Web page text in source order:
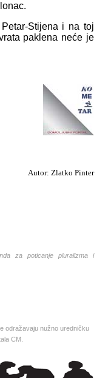
Stijena i na toj
paklena neće je
Autor: Zlatko Pinter
za poticanje pluralizma i
odražavaju nužno uredničku
CM.